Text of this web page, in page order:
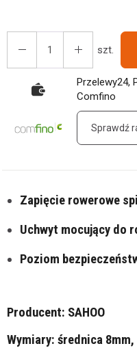
szt.
Przelewy24,
Comfino
Sprawdź
Zapięcie rowerowe
Uchwyt mocujący do
Poziom
Producent: SAHOO
Wymiary: średnica 8mm,